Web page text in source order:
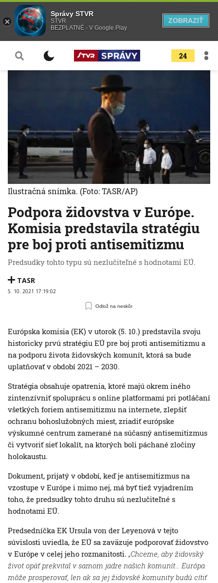
24
Podpora židovstva v Európe.
Komisia predstavila stratégiu
pre boj proti antisemitizmu
Predsudky tohto typu sú nezlučiteľné s hodnotami EÚ.
TASR
5. 10. 2021 17:19:02
Odlož na neskôr
Ilustračná snímka. (Foto: TASR/AP)
Európska komisia (EK) v utorok (5. 10.) predstavila svoju
historicky prvú stratégiu EÚ pre boj proti antisemitizmu a
na podporu života židovských komunít, ktorá sa bude
uplatňovať v období 2021 – 2030.
Stratégia obsahuje opatrenia, ktoré majú okrem iného
zintenzívniť spoluprácu s online platformami pri potláčaní
všetkých foriem antisemitizmu na internete, zlepšiť
ochranu bohoslužobných miest, zriadiť európske
výskumné centrum zamerané na súčasný antisemitizmus
či vytvoriť sieť lokalít, na ktorých boli páchané zločiny
holokaustu.
Dokument, prijatý v období, keď je antisemitizmus na
vzostupe v Európe i mimo nej, má byť tiež vyjadrením
toho, že predsudky tohto druhu sú nezlučiteľné s
hodnotami EÚ.
Predsedníčka EK Ursula von der Leyenová v tejto
súvislosti uviedla, že EÚ sa zaväzuje podporovať židovstvo
v Európe v celej jeho rozmanitosti. „Chceme, aby židovský
život opäť prekvital v samom jadre našich komunít… Európa
môže prosperovať, len ak sa jej židovské komunity budú cítiť
Správy STVR
STVR
BEZPLATNÉ - V Google Play
ZOBRAZIŤ